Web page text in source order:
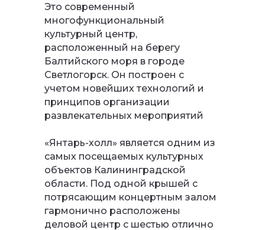
Это современный
многофункциональный
культурный центр,
расположенный на берегу
Балтийского моря в городе
Светлогорск. Он построен с
учетом новейших технологий и
принципов организации
развлекательных мероприятий
«Янтарь-холл» является одним из
самых посещаемых культурных
объектов Калининградской
области. Под одной крышей с
потрясающим концертным залом
гармонично расположены
деловой центр с шестью отлично